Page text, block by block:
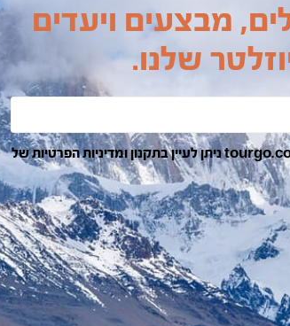
מבצעים ויעדים
שלנו.
בהרשמה ומשלוח הפרטים אני מאשר/ת קבלת דואר אלקטרוני מ tourgo.co.il ניתן לעיין בתקנון ומדיניות הפרטיות של